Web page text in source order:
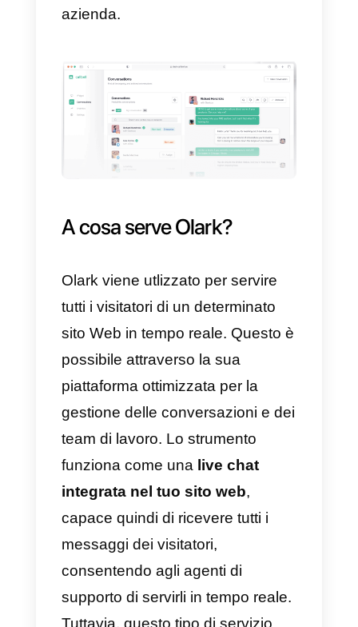
Cos’è Callbell?
Callbell
è uno strumento
sviluppato principalmente per
permettere alle aziende di offrire
vendite o supporto ai propri clienti
messaggistica istantanea
Facebook Messenger o
WhatsApp).
La sua piattaforma offre
funzionalità sviluppate
appositamente per l’ambiente
aziendale
: presenta una sezione
dedicata alle metriche in cui
tenere traccia della tua attività.
Allo stesso modo, avrai anche la
possibilità di attivare un routing